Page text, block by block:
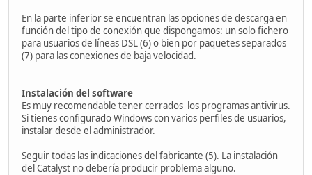
En la parte inferior se encuentran las opciones de descarga en
función del tipo de conexión que dispongamos: un solo fichero
para usuarios de líneas DSL (6) o bien por paquetes separados
(7) para las conexiones de baja velocidad.
Instalación del software
Es muy recomendable tener cerrados los programas antivirus.
Si tienes configurado Windows con varios perfiles de usuarios,
instalar desde el administrador.
Seguir todas las indicaciones del fabricante (5). La instalación
del Catalyst no debería producir problema alguno.